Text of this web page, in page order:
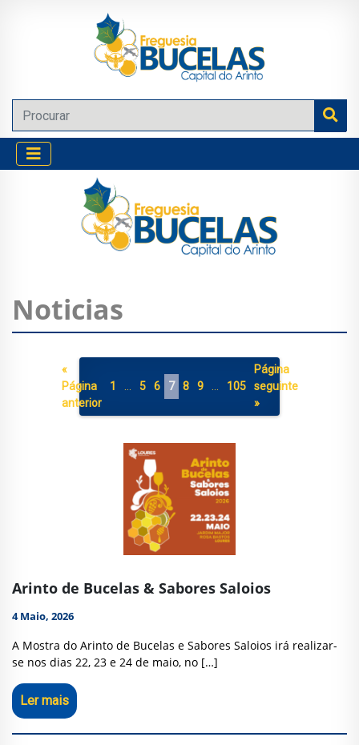
Noticias
«
Página
anterior
1 … 5 6 7 8 9 … 105
Página
seguinte
»
Arinto de Bucelas & Sabores Saloios
4 Maio, 2026
A Mostra do Arinto de Bucelas e Sabores Saloios irá realizar-
se nos dias 22, 23 e 24 de maio, no […]
Ler mais